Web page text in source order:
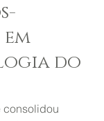
do
consolidou